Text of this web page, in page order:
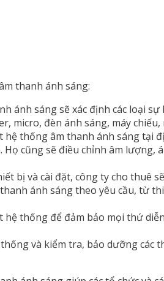
thanh ánh sáng:
ánh sáng sẽ xác định các loại
micro, đèn ánh sáng, máy
thống âm thanh ánh sáng tại
cũng sẽ điều chỉnh âm
bị và cài đặt, công ty cho thuê
ánh sáng theo yêu cầu, từ
thống để đảm bảo mọi thứ
và kiểm tra, bảo dưỡng các